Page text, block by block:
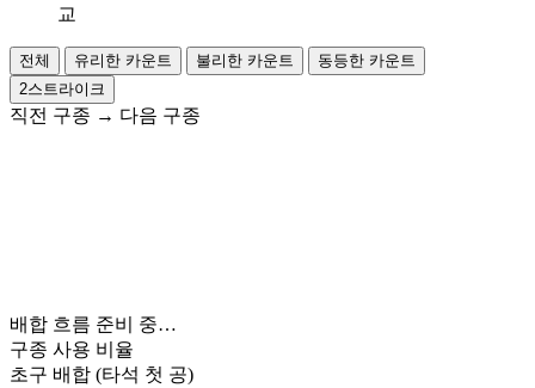
교
전체 유리한 카운트 불리한 카운트
동등한 카운트
2스트라이크
직전 구종 → 다음 구종
배합 흐름 준비 중…
구종 사용 비율
초구 배합 (타석 첫 공)